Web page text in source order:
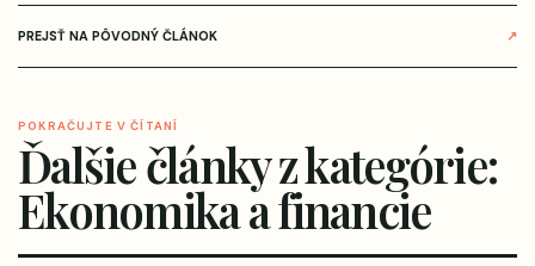
PREJSŤ NA PÔVODNÝ ČLÁNOK ↗
POKRAČUJTE V ČÍTANÍ
Ďalšie články z kategórie:
Ekonomika a financie